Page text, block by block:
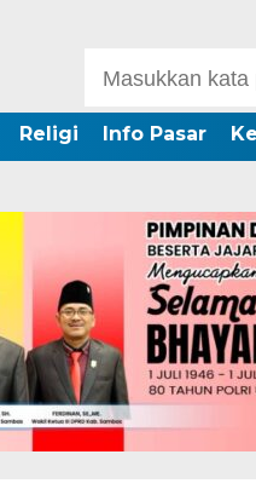
Religi Info Pasar